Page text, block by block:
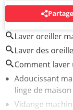
AUTOUR DU MÊME
Laver oreiller
Laver des
Comment
Adoucissant
linge de maison
Vidange